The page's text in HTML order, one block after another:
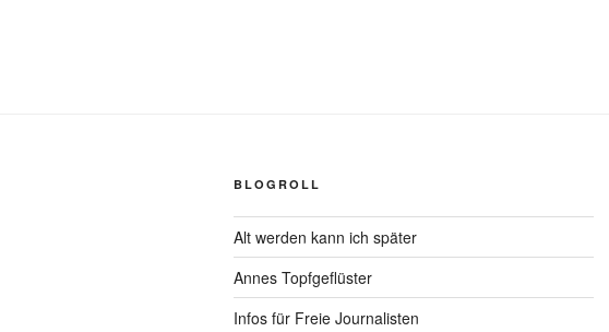
BLOGROLL
Alt werden kann ich später
Annes Topfgeflüster
Infos für Freie Journalisten